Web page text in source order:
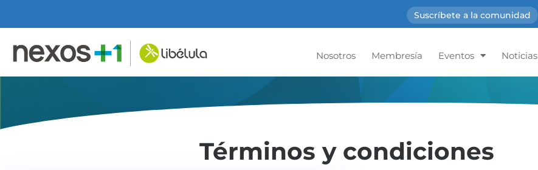
Suscríbete a la comunidad
Nosotros Membresía Eventos Noticias
Términos y condiciones